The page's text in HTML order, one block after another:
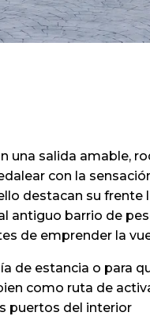
una salida amable,
con la
destacan su
antiguo barrio de
de emprender la
de estancia o para
como ruta de
puertos del interior